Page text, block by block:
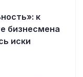
к
бизнесмена
иски